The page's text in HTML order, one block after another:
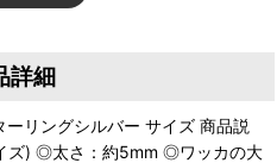
詳細
リングシルバー サイズ 商品説
ズ) ◎太さ：約5mm ◎ワッカの大